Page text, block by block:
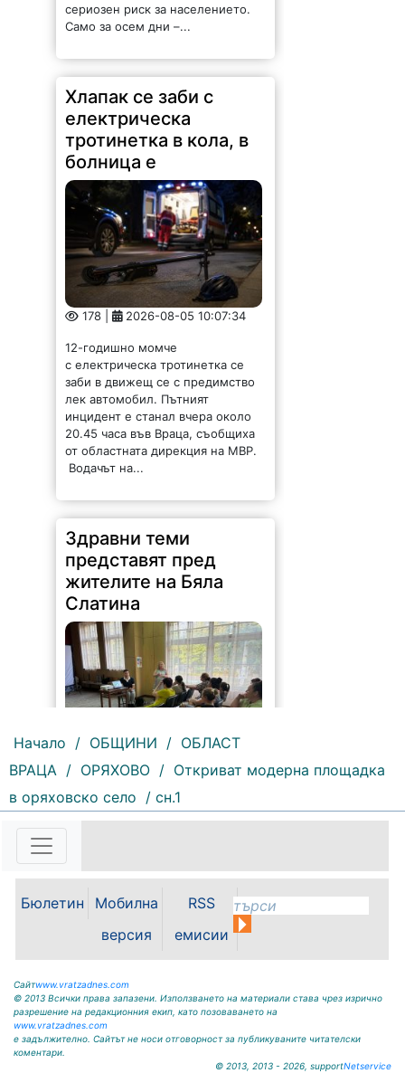
сериозен риск за населението.
Само за осем дни –...
Хлапак се заби с
електрическа
тротинетка в кола, в
болница е
178 | 2026-08-05 10:07:34
12-годишно момче
с електрическа тротинетка се
заби в движещ се с предимство
лек автомобил. Пътният
инцидент е станал вчера около
20.45 часа във Враца, съобщиха
от областната дирекция на МВР.
Водачът на...
Здравни теми
представят пред
жителите на Бяла
Слатина
141 | 2026-08-05 09:37:40
Община Бяла Слатина
постави началото на поредица от
посветени на общественото
здраве и превенцията.
Инициативата има за цел да
предостави на жителите достъп
до актуална и полезна
информация по теми,...
Начало / ОБЩИНИ / ОБЛАСТ
ВРАЦА / ОРЯХОВО / Откриват модерна площадка
в оряховско село / сн.1
Бюлетин
Мобилна
версия
RSS
емисии
Сайтwww.vratzadnes.com
© 2013 Всички права запазени. Използването на материали става чрез изрично
разрешение на редакционния екип, като позоваването на
www.vratzadnes.com
е задължително. Сайтът не носи отговорност за публикуваните читателски
коментари.
© 2013, 2013 - 2026, supportNetservice